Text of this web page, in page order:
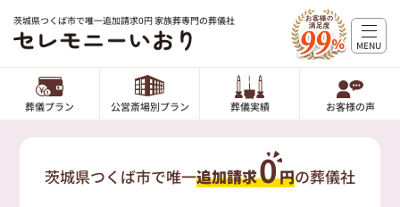
茨城県つくば市で唯一追加請求0円 家族葬専門の葬儀社
葬儀プラン 公営斎場別プラン 葬儀実績 お客様の声
MENU
茨城県つくば市で唯一追加請求0円の葬儀社